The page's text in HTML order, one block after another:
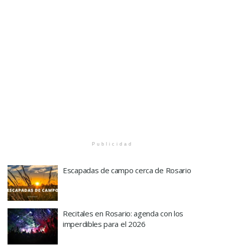
Publicidad
Escapadas de campo cerca de Rosario
Recitales en Rosario: agenda con los
imperdibles para el 2026